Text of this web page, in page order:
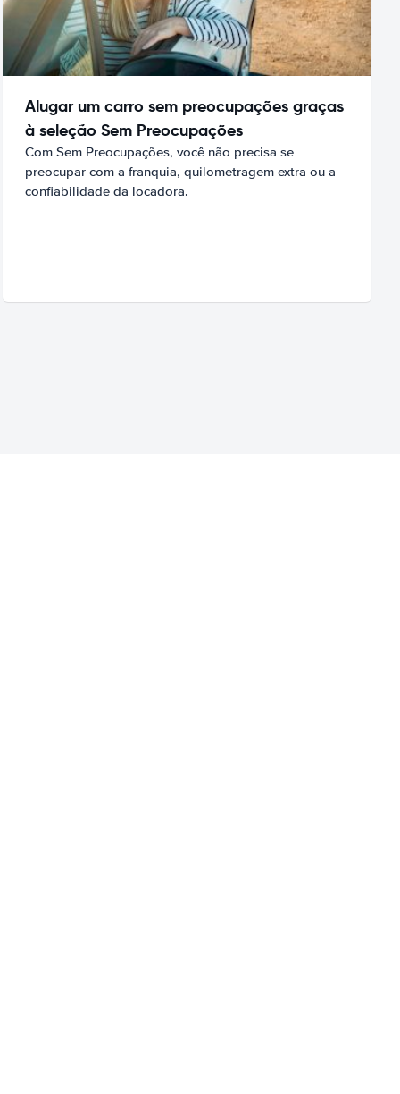
Alugar um carro sem preocupações graças
à seleção Sem Preocupações
Com Sem Preocupações, você não precisa se
preocupar com a franquia, quilometragem extra ou a
confiabilidade da locadora.